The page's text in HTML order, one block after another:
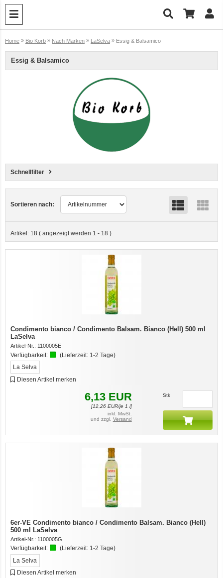
Home » Bio Korb » Nach Marken » LaSelva » Essig & Balsamico
Essig & Balsamico
Schnellfilter
Sortieren nach:
Artikel: 18 ( angezeigt werden 1 - 18 )
Condimento bianco / Condimento Balsam. Bianco (Hell) 500 ml
LaSelva
Artikel-Nr.: 1100005E
Verfügbarkeit: (Lieferzeit: 1-2 Tage)
La Selva
Diesen Artikel merken
6,13 EUR
[12,26EUR/je 1 l]
inkl. MwSt.
und zzgl. Versand
Stk
6er-VE Condimento bianco / Condimento Balsam. Bianco (Hell)
500 ml LaSelva
Artikel-Nr.: 1100005G
Verfügbarkeit: (Lieferzeit: 1-2 Tage)
La Selva
Diesen Artikel merken